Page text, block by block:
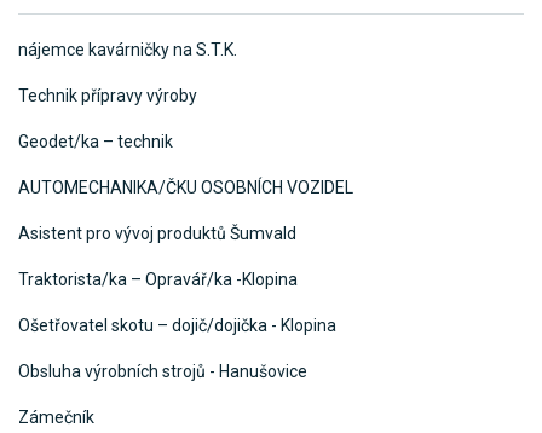
nájemce kavárničky na S.T.K.
Technik přípravy výroby
Geodet/ka – technik
AUTOMECHANIKA/ČKU OSOBNÍCH VOZIDEL
Asistent pro vývoj produktů Šumvald
Traktorista/ka – Opravář/ka -Klopina
Ošetřovatel skotu – dojič/dojička - Klopina
Obsluha výrobních strojů - Hanušovice
Zámečník